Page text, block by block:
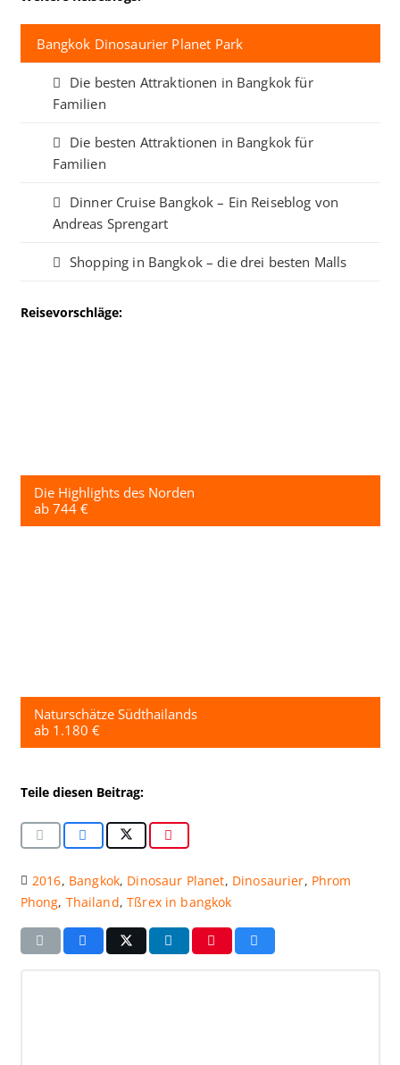
Bangkok Dinosaurier Planet Park
Die besten Attraktionen in Bangkok für
Familien
Die besten Attraktionen in Bangkok für
Familien
Dinner Cruise Bangkok – Ein Reiseblog von
Andreas Sprengart
Shopping in Bangkok – die drei besten Malls
Reisevorschläge:
Die Highlights des Norden
ab 744 €
Naturschätze Südthailands
ab 1.180 €
Teile diesen Beitrag:
2016, Bangkok, Dinosaur Planet, Dinosaurier, Phrom
Phong, Thailand,Tßrex in bangkok